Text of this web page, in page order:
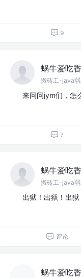
9
蜗牛爱吃
搬砖工-java
来问问jym们，怎
7
蜗牛爱吃
搬砖工-java
出狱！出狱！出
评论
蜗牛爱吃